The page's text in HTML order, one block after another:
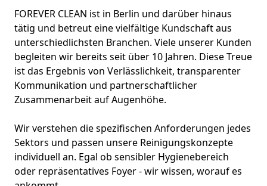
FOREVER CLEAN ist in Berlin und darüber hinaus
tätig und betreut eine vielfältige Kundschaft aus
unterschiedlichsten Branchen. Viele unserer Kunden
begleiten wir bereits seit über 10 Jahren. Diese Treue
ist das Ergebnis von Verlässlichkeit, transparenter
Kommunikation und partnerschaftlicher
Zusammenarbeit auf Augenhöhe.
Wir verstehen die spezifischen Anforderungen jedes
Sektors und passen unsere Reinigungskonzepte
individuell an. Egal ob sensibler Hygienebereich
oder repräsentatives Foyer - wir wissen, worauf es